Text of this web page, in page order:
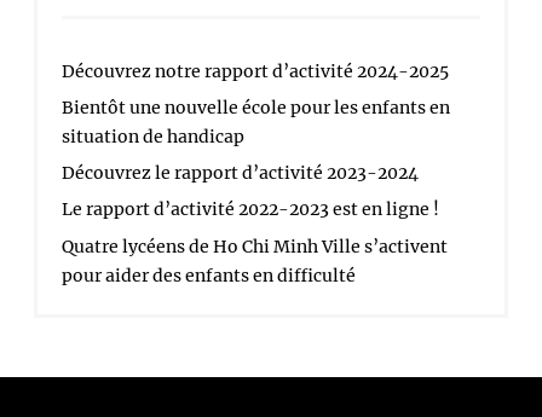
Découvrez notre rapport d’activité 2024-2025
Bientôt une nouvelle école pour les enfants en
situation de handicap
Découvrez le rapport d’activité 2023-2024
Le rapport d’activité 2022-2023 est en ligne !
Quatre lycéens de Ho Chi Minh Ville s’activent
pour aider des enfants en difficulté